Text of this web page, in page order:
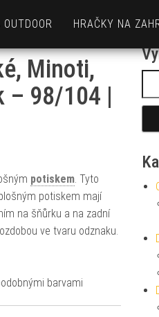
HRAČKY NA
Minoti,
– 98/104 |
potiskem. Tyto
potiskem mají
na šňůrku a na zadní
ve tvaru odznaku.
barvami